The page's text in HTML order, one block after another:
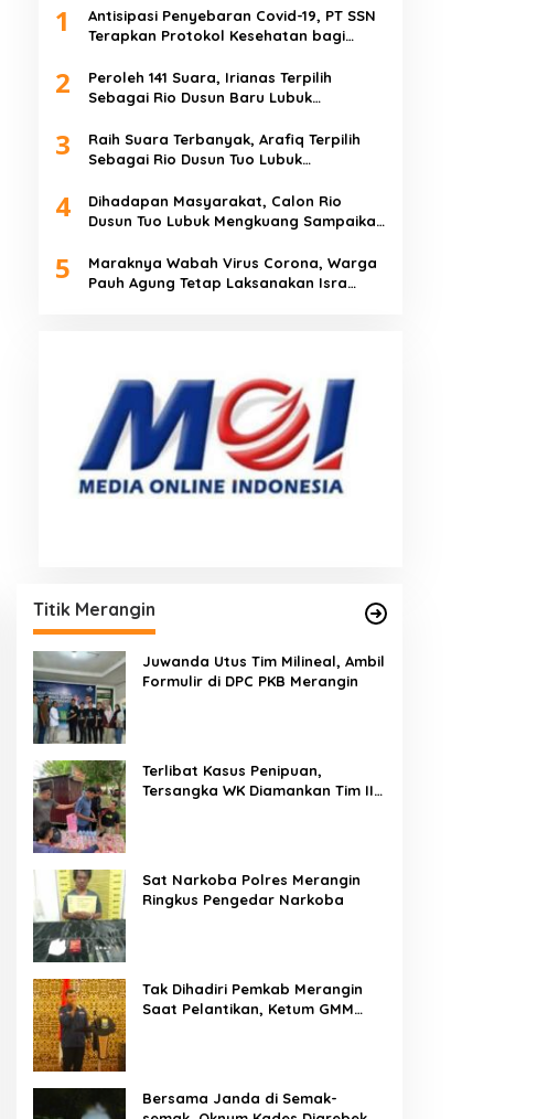
1
Antisipasi Penyebaran Covid-19, PT SSN
Terapkan Protokol Kesehatan bagi
2
Peroleh 141 Suara, Irianas Terpilih
Sebagai Rio Dusun Baru Lubuk
3
Raih Suara Terbanyak, Arafiq Terpilih
Sebagai Rio Dusun Tuo Lubuk
4
Dihadapan Masyarakat, Calon Rio
Dusun Tuo Lubuk Mengkuang Sampaikan
5
Maraknya Wabah Virus Corona, Warga
Pauh Agung Tetap Laksanakan Isra
Titik Merangin
Juwanda Utus Tim Milineal, Ambil
Formulir di DPC PKB Merangin
Terlibat Kasus Penipuan,
Tersangka WK Diamankan Tim II
Sat Narkoba Polres Merangin
Ringkus Pengedar Narkoba
Tak Dihadiri Pemkab Merangin
Saat Pelantikan, Ketum GMM
Bersama Janda di Semak-